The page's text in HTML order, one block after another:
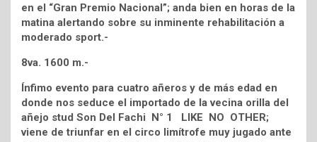
en el “Gran Premio Nacional”; anda bien en horas de la
matina alertando sobre su inminente rehabilitación a
moderado sport.-
8va. 1600 m.-
Ínfimo evento para cuatro añeros y de más edad en
donde nos seduce el importado de la vecina orilla del
añejo stud Son Del Fachi N° 1 LIKE NO OTHER;
viene de triunfar en el circo limítrofe muy jugado ante